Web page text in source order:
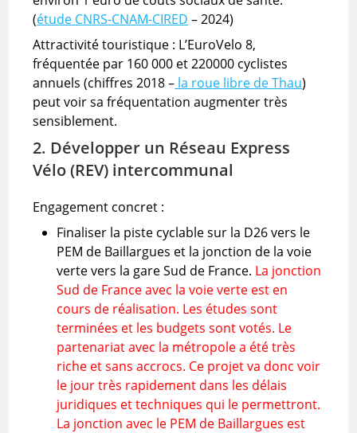
(étude CNRS-CNAM-CIRED – 2024)
Attractivité touristique : L’EuroVelo 8,
fréquentée par 160 000 et 220000 cyclistes
annuels (chiffres 2018 – la roue libre de Thau)
peut voir sa fréquentation augmenter très
sensiblement.
2. Développer un Réseau Express
Vélo (REV) intercommunal
Engagement concret :
Finaliser la piste cyclable sur la D26 vers le
PEM de Baillargues et la jonction de la voie
verte vers la gare Sud de France. La jonction
Sud de France avec la voie verte est en
cours de réalisation. Les études sont
terminées et les budgets sont votés. Le
partenariat avec la métropole a été très
riche et sans accrocs. Ce projet va donc voir
le jour très rapidement dans les délais
juridiques et techniques qui le permettront.
La jonction avec le PEM de Baillargues est